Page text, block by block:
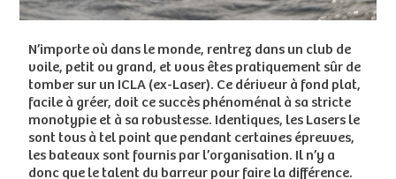
N’importe où dans le monde, rentrez dans un club de
voile, petit ou grand, et vous êtes pratiquement sûr de
tomber sur un ICLA (ex-Laser). Ce dériveur à fond plat,
facile à gréer, doit ce succès phénoménal à sa stricte
monotypie et à sa robustesse. Identiques, les Lasers le
sont tous à tel point que pendant certaines épreuves,
les bateaux sont fournis par l’organisation. Il n’y a
donc que le talent du barreur pour faire la différence.